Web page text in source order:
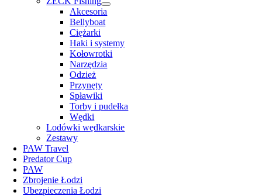
Akcesoria
Bellyboat
Ciężarki
Haki i systemy
Kołowrotki
Narzędzia
Odzież
Przynęty
Spławiki
Torby i pudełka
Wędki
Lodówki wędkarskie
Zestawy
PAW Travel
Predator Cup
PAW
Zbrojenie Łodzi
Ubezpieczenia Łodzi